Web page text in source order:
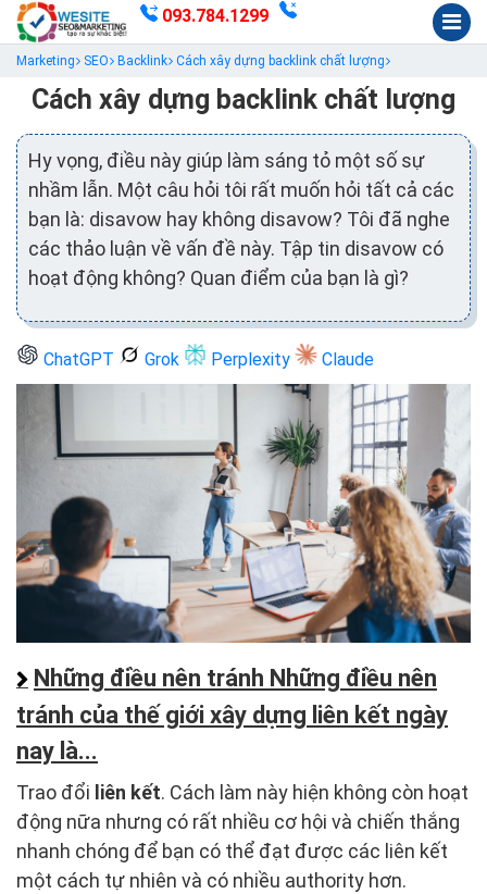
093.784.1299
Marketing SEO Backlink Cách xây dựng backlink chất lượng
Cách xây dựng backlink chất lượng
Hy vọng, điều này giúp làm sáng tỏ một số sự
nhầm lẫn. Một câu hỏi tôi rất muốn hỏi tất cả các
bạn là: disavow hay không disavow? Tôi đã nghe
các thảo luận về vấn đề này. Tập tin disavow có
hoạt động không? Quan điểm của bạn là gì?
ChatGPT Grok Perplexity Claude
Những điều nên tránh Những điều nên
tránh của thế giới xây dựng liên kết ngày
nay là...
Trao đổi liên kết. Cách làm này hiện không còn hoạt
động nữa nhưng có rất nhiều cơ hội và chiến thắng
nhanh chóng để bạn có thể đạt được các liên kết
một cách tự nhiên và có nhiều authority hơn.